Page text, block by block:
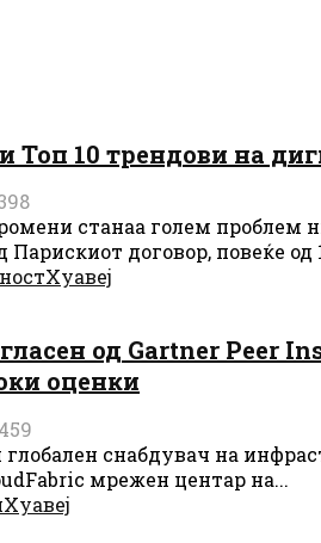
Топ 10 трендови на
станаа голем проблем
договор, повеќе од
Хуавеј
од Gartner Peer
оценки
459
глобален снабдувач на
мрежен центар на...
Хуавеј